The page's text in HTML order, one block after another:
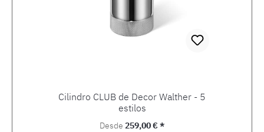
Cilindro CLUB de Decor Walther - 5
estilos
Precio normal:
Desde 259,00 € *